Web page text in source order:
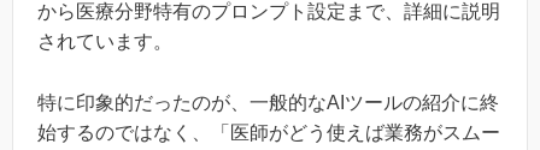
から医療分野特有のプロンプト設定まで、詳細に説明
されています。
特に印象的だったのが、一般的なAIツールの紹介に終
始するのではなく、「医師がどう使えば業務がスムー